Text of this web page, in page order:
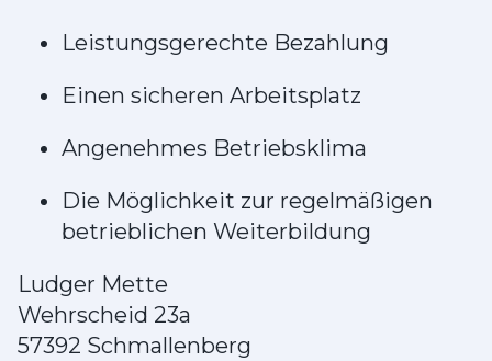
Leistungsgerechte Bezahlung
Einen sicheren Arbeitsplatz
Angenehmes Betriebsklima
Die Möglichkeit zur regelmäßigen
betrieblichen Weiterbildung
Ludger Mette
Wehrscheid 23a
57392 Schmallenberg